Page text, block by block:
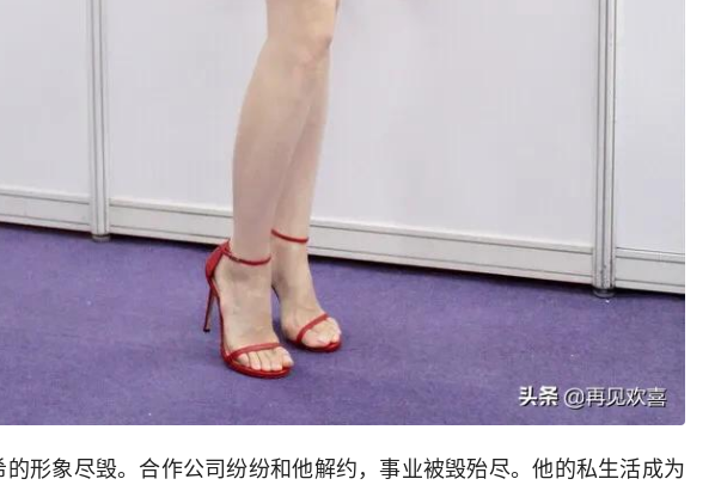
的形象尽毁。合作公司纷纷和他解约，事业被毁殆尽。他的私生活成为